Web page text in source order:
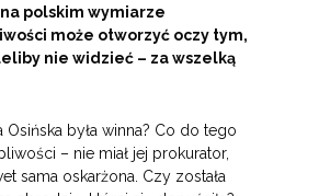
polskim wymiarze
może otworzyć oczy tym,
nie widzieć – za wszelką
Osińska była winna? Co do tego
– nie miał jej prokurator,
sama oskarżona. Czy została